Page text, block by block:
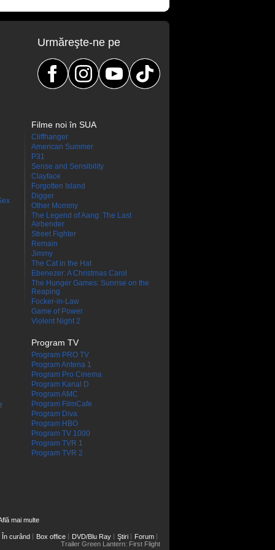
Urmăreşte-ne pe
Filme noi în SUA
Cliffhanger
American Summer
P31
Sense and Sensibility
Clayface
Forgotten Island
Digger
Other Mommy
The Legend of Aang: The Last
Airbender
Street Fighter
Remain
Jimmy
The Cat in the Hat
Ebenezer: A Christmas Carol
The Hunger Games: Sunrise on the
Reaping
Focker-in-Law
Game of Power
Violent Night 2
Program TV
Program PRO TV
Program Antena 1
Program Pro Cinema
Program Kanal D
Program AMC
Program FilmCafe
Program Diva
Program HBO
Program TV 1000
Program TVR 1
Program TVR 2
mai multe
În curând Box office DVD/Blu Ray Ştiri
Forum
Trailer Green Lantern: First Flight